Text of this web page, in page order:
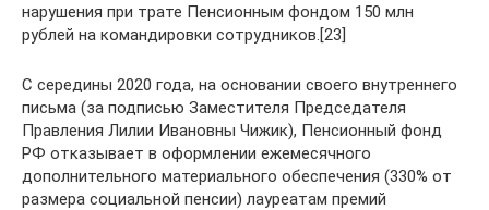
нарушения при трате Пенсионным фондом 150 млн
рублей на командировки сотрудников.[23]
С середины 2020 года, на основании своего внутреннего
письма (за подписью Заместителя Председателя
Правления Лилии Ивановны Чижик), Пенсионный фонд
РФ отказывает в оформлении ежемесячного
дополнительного материального обеспечения (330% от
размера социальной пенсии) лауреатам премий